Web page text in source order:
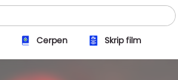
Cerpen Skrip film